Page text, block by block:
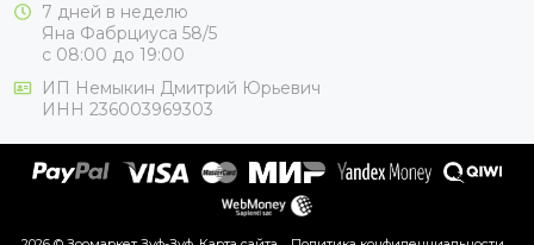
7 дней в неделю
Яна Фабрциуса 58/5
с 08:00 до 19:00
ИП Немыкин Дмитрий Юрьевич
ИНН 236003969303